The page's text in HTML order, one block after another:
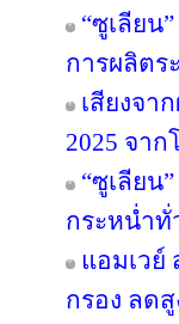
“ซูเลียน
การผลิตร
เสียงจา
2025 จา
“ซูเลียน
กระหน่ำทั่
แอมเวย์
กรอง ลด